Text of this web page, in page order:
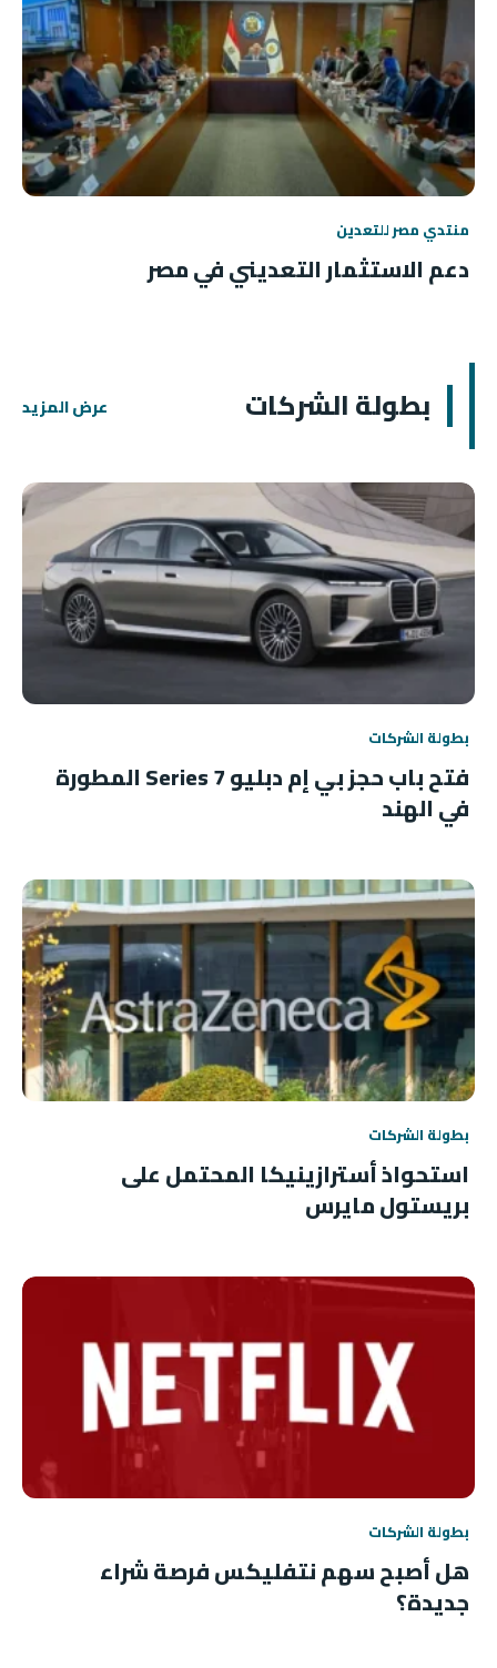
منتدي مصر للتعدين
دعم الاستثمار التعديني في مصر
بطولة الشركات عرض المزيد
بطولة الشركات
فتح باب حجز بي إم دبليو 7 Series المطورة
في الهند
بطولة الشركات
استحواذ أسترازينيكا المحتمل على
بريستول مايرس
بطولة الشركات
هل أصبح سهم نتفليكس فرصة شراء
جديدة؟